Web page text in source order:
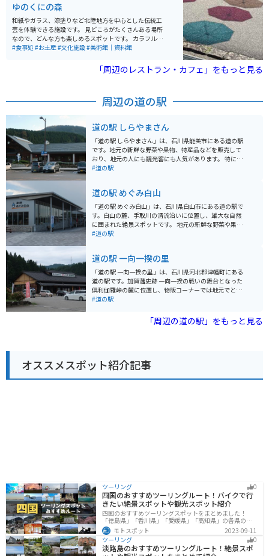
ゆのくにの森
和紙やガラス、漆塗りなど北陸地方を中心とした伝統工
芸を体験できる施設です。 見どころがたくさんある場所
なので、どんな方も楽しめるスポットです。 カラフルな
傘や窓の格子につけられた風車など写真映えするところ
#食事処 #お土産#文化施設#美術館｜資料館
「周辺のレストラン・カフェ」をもっと見る
周辺の道の駅
道の駅 しらやまさん
「道の駅 しらやまさん」は、石川県能美市にある道の駅
です。地元の新鮮な野菜や果物、特産品などを販売して
おり、地元の人にも観光客にも人気があります。 特に、
地元産の米粉を使ったパンやスイーツが人気で、お土産
バイクで訪れる場合、道の駅には広い駐車場が完備され
ているので安心です。周辺には、九谷焼の里として知ら
れる「九谷陶芸村」や、自然豊かな「手取峡谷」など、
観光スポットも点在しています。ツーリングの休憩場所
としても最適です。
#道の駅
道の駅 めぐみ白山
「道の駅 めぐみ白山」は、石川県白山市にある道の駅で
す。白山の麓、手取川の清流沿いに位置し、雄大な自然
に囲まれた絶景スポットです。 地元の新鮮な野菜や果物
をはじめ、白山麓の特産品を販売する直売所は、お土産
め」を使った料理が楽しめます。 バイクで訪れる際は、
道の駅から白山白川郷ホワイトロードの入り口まで約30
分とアクセスが良く、ツーリングの拠点としてもおすす
めです。白山スーパー林道は、期間限定で通行可能とな
る絶景ルートとしても知られています。 周辺には、白山
スポットも充実しています。道の駅 めぐみ白山は、自然
#道の駅
道の駅 一向一揆の里
「道の駅 一向一揆の里」は、石川県河北郡津幡町にある
道の駅です。加賀藩史跡 一向一揆の戦いの舞台となった
倶利伽羅峠の麓に位置し、物販コーナーでは地元でとれ
た新鮮な野菜や特産品を販売しています。 レストランで
感じさせるメニューが楽しめます。 バイクで訪れる場
合、道の駅には広い駐車場が完備されているので安心で
す。 特産品としては、霊峰白山の伏流水を使った「菊
姫」や「天狗舞」などの地酒や、地元産の食材を使った
和菓子などが人気です。道の駅で販売されているので、
#道の駅
「周辺の道の駅」をもっと見る
オススメスポット紹介記事
ツーリング 0
四国のおすすめツーリングルート！バイクで行
きたい絶景スポットや観光スポット紹介
四国のおすすめツーリングスポットをまとめました！
「徳島県」「香川県」「愛媛県」「高知県」の各県の観
光地紹介します。自然豊かな山々や湖、温泉地が点在
し、四季折々の景色を楽しめるスポットが多数ありま
す。バイクで四国にツーリングに行く際は参考にしてく
ださい。
モトスポット
2023-09-11
ツーリング
0
淡路島のおすすめツーリングルート！絶景スポ